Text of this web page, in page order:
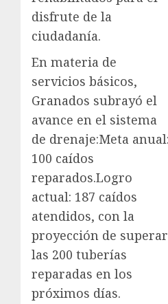
disfrute de la
ciudadanía.
En materia de
servicios básicos,
Granados subrayó el
avance en el sistema
de drenaje:Meta anual:
100 caídos
reparados.Logro
actual: 187 caídos
atendidos, con la
proyección de superar
las 200 tuberías
reparadas en los
próximos días.